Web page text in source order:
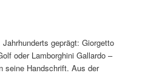
geprägt: Giorgetto
oder Lamborghini Gallardo –
seine Handschrift. Aus der